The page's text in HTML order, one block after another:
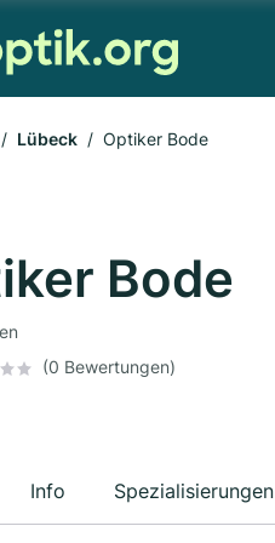
Lübeck Optiker Bode
Bode
(0 Bewertungen)
Info Spezialisierungen